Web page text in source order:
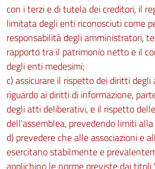
con i terzi e di tutela dei creditori, il
limitata degli enti riconosciuti come
responsabilità degli amministratori,
rapporto tra il patrimonio netto e il
degli enti medesimi;
c) assicurare il rispetto dei diritti
riguardo ai diritti di informazione,
degli atti deliberativi, e il rispetto
dell'assemblea, prevedendo limiti
d) prevedere che alle associazioni e
esercitano stabilmente e
applichino le norme previste dai titoli